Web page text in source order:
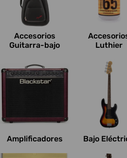
e
s
:
Accesorios
Guitarra-bajo
Luthier
Amplificadores Bajo